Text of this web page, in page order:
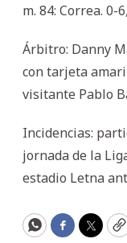
m. 84: Correa. 0-
Árbitro: Danny
con tarjeta
visitante Pablo
Incidencias:
jornada de la
estadio Letna
WhatsApp